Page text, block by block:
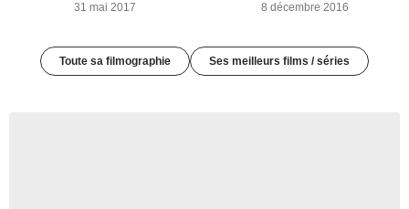
31 mai 2017 8 décembre 2016
Toute sa filmographie Ses meilleurs films / séries